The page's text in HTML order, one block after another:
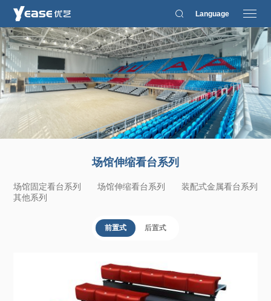
Language
场馆伸缩看台系列
场馆固定看台系列 场馆伸缩看台系列
装配式金属看台系列
其他系列
前置式 后置式